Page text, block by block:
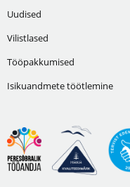
Uudised
Vilistlased
Tööpakkumised
Isikuandmete töötlemine